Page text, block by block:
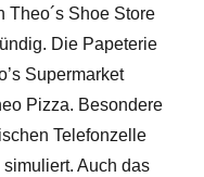
Theo´s Shoe Store
Die Papeterie
Supermarket
Pizza. Besondere
Telefonzelle
Auch das